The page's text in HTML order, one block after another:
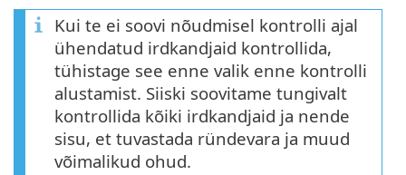
Kui te ei soovi nõudmisel kontrolli ajal
ühendatud irdkandjaid kontrollida,
tühistage see enne valik enne kontrolli
alustamist. Siiski soovitame tungivalt
kontrollida kõiki irdkandjaid ja nende
sisu, et tuvastada ründevara ja muud
võimalikud ohud.